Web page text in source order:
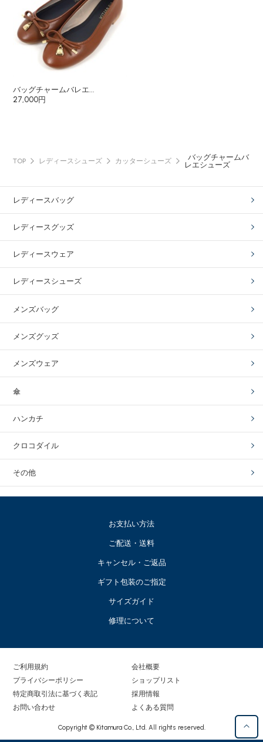
バッグチャームバレエ...
27,000円
TOP レディースシューズ カッターシューズ
バッグチャームバ
レエシューズ
レディースバッグ
レディースグッズ
レディースウェア
レディースシューズ
メンズバッグ
メンズグッズ
メンズウェア
傘
ハンカチ
クロコダイル
その他
お支払い方法
ご配送・送料
キャンセル・ご返品
ギフト包装のご指定
サイズガイド
修理について
ご利用規約
プライバシーポリシー
特定商取引法に基づく表記
お問い合わせ
会社概要
ショップリスト
採用情報
よくある質問
Copyright © Kitamura Co., Ltd. All rights reserved.